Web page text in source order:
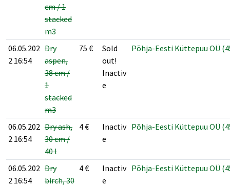
cm / 1
stacked
m3
06.05.202
2 16:54
Dry
aspen,
38 cm /
1
stacked
m3
75 €
Sold
out!
Inactiv
e
Põhja-Eesti Küttepuu OÜ
06.05.202
2 16:54
Dry ash,
30 cm /
40 l
4€
Inactiv
e
Põhja-Eesti Küttepuu OÜ
06.05.202
2 16:54
Dry
birch, 30
4€
Inactiv
e
Põhja-Eesti Küttepuu OÜ